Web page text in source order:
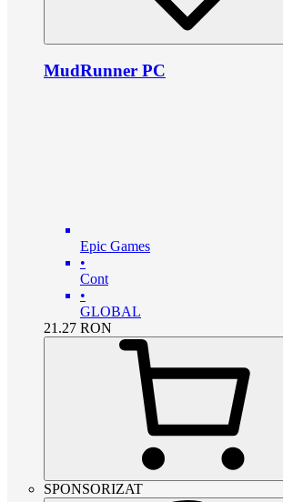
MudRunner PC
Epic Games
•
Cont
•
GLOBAL
21.27 RON
SPONSORIZAT